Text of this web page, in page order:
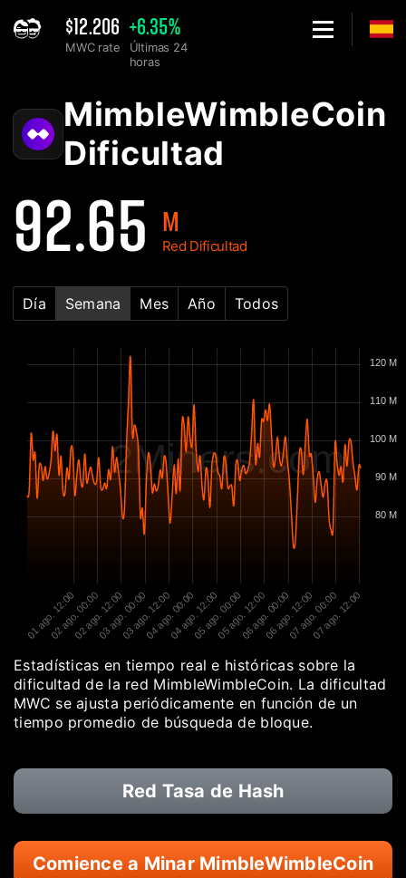
$12.206
MWC rate
+6.35%
Últimas 24
horas
MimbleWimbleCoin
Dificultad
92.65 M
Red Dificultad
Día Semana Mes Año Todos
2Miners.com
01 ago. 12:00
02 ago. 00:0002 ago. 12:0003 ago. 00:0003 ago. 12:0004 ago. 00:0004 ago. 12:0005 ago. 00:0005 ago. 12:0006 ago. 00:0006 ago. 12:0007 ago. 00:00
07 ago. 12:00
80 M
90 M
100 M
110 M
120 M
Estadísticas en tiempo real e históricas sobre la
dificultad de la red MimbleWimbleCoin. La dificultad
MWC se ajusta periódicamente en función de un
tiempo promedio de búsqueda de bloque.
Red Tasa de Hash
Comience a Minar MimbleWimbleCoin